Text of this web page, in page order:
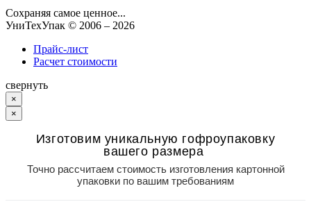
Сохраняя самое ценное...
УниТехУпак © 2006 – 2026
Прайс-лист
Расчет стоимости
свернуть
×
×
Изготовим уникальную гофроупаковку
вашего размера
Точно рассчитаем стоимость изготовления картонной
упаковки по вашим требованиям